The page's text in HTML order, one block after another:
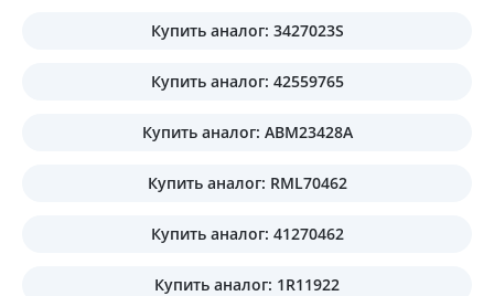
Купить аналог: 3427023S
Купить аналог: 42559765
Купить аналог: ABM23428A
Купить аналог: RML70462
Купить аналог: 41270462
Купить аналог: 1R11922